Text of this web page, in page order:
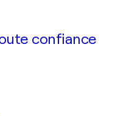
confiance